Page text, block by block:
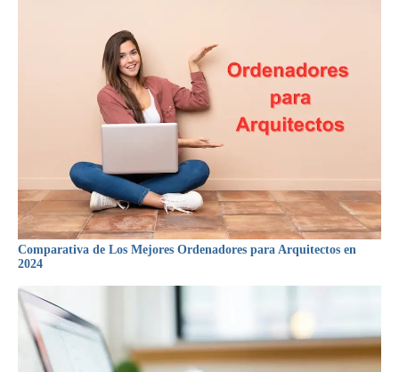
Comparativa de Los Mejores Ordenadores para Arquitectos en
2024